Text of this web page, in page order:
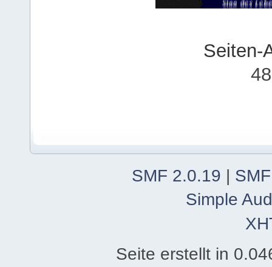
Seiten-
SMF 2.0.19 |
Simple
Seite erstellt in